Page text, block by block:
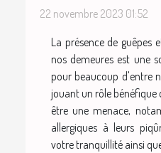
22 novembre 2023 01:52
La présence de guêpes
nos demeures est une
pour beaucoup d'entre
jouant un rôle bénéfique
être une menace,
allergiques à leurs
votre tranquillité ainsi